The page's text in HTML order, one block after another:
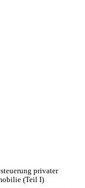
privater
(Teil I)